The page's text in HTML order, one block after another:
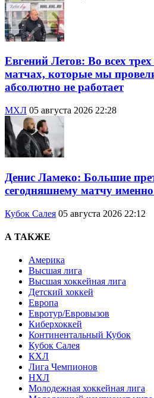
Евгений Летов: Во всех
матчах, которые мы
абсолютно не работает
МХЛ 05 августа 2026 22:28
Денис Ламеко: Большие
сегодняшнему матчу
Кубок Салея 05 августа 2026 22:12
А ТАКЖЕ
Америка
Высшая лига
Высшая хоккейная лига
Детский хоккей
Европа
Евротур/Евровызов
Киберхоккей
Континентальный Кубок
Кубок Салея
КХЛ
Лига Чемпионов
НХЛ
Молодежная хоккейная лига